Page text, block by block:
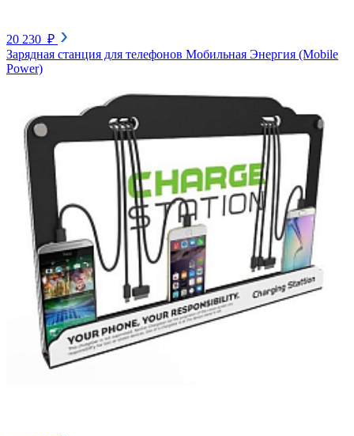
20 230 ₽
Зарядная станция для телефонов Мобильная Энергия (Mobile
Power)